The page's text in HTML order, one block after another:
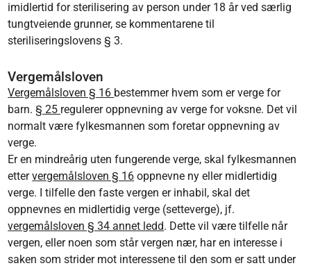
imidlertid for sterilisering av person under 18 år ved særlig
tungtveiende grunner, se kommentarene til
steriliseringslovens § 3.
Vergemålsloven
Vergemålsloven § 16 bestemmer hvem som er verge for
barn.§ 25 regulerer oppnevning av verge for voksne. Det vil
normalt være fylkesmannen som foretar oppnevning av
verge.
Er en mindreårig uten fungerende verge, skal fylkesmannen
ettervergemålsloven § 16 oppnevne ny eller midlertidig
verge. I tilfelle den faste vergen er inhabil, skal det
oppnevnes en midlertidig verge (setteverge), jf.
vergemålsloven § 34 annet ledd. Dette vil være tilfelle når
vergen, eller noen som står vergen nær, har en interesse i
saken som strider mot interessene til den som er satt under